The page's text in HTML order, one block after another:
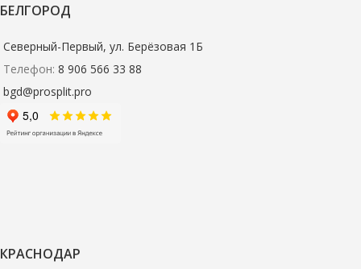
БЕЛГОРОД
Северный-Первый, ул. Берёзовая 1Б
Телефон: 8 906 566 33 88
bgd@prosplit.pro
КРАСНОДАР